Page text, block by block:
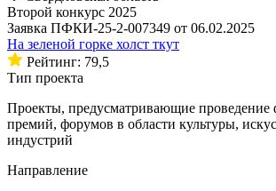
Второй конкурс 2025
Заявка ПФКИ-25-2-007349 от 06.02.2025
На зеленой горке холст ткут
Рейтинг: 79,5
Тип проекта
Проекты, предусматривающие проведение
премий, форумов в области культуры,
индустрий
Направление